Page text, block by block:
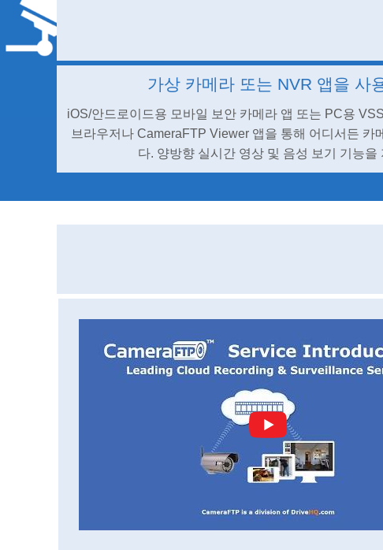
가상 카메라 또는 NVR 앱을 사
iOS/안드로이드용 모바일 보안 카메라 앱 또는 PC용
브라우저나 CameraFTP Viewer 앱을 통해 어디서든 카
다. 양방향 실시간 영상 및 음성 보기 기능을